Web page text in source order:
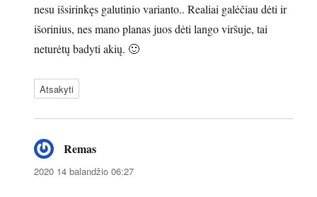
nesu išsirinkęs galutinio varianto.. Realiai galėčiau dėti ir
išorinius, nes mano planas juos dėti lango viršuje, tai
neturėtų badyti akių. 🙂
Atsakyti
Remas
2020 14 balandžio 06:27